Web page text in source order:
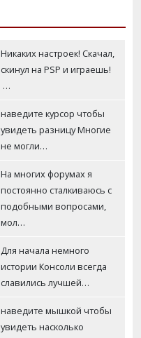
Никаких настроек! Скачал,
скинул на PSP и играешь!
…
наведите курсор чтобы
увидеть разницу Многие
не могли…
На многих форумах я
постоянно сталкиваюсь с
подобными вопросами,
мол…
Для начала немного
истории Консоли всегда
славились лучшей…
наведите мышкой чтобы
увидеть насколько